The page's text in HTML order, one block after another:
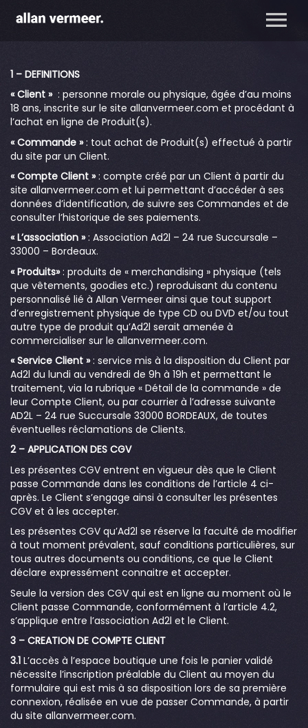
1 – DEFINITIONS
« Client » : personne morale ou physique, âgée d’au moins
18 ans, inscrite sur le site allanvermeer.com et procédant à
l’achat en ligne de Produit(s).
« Commande »: tout achat de Produit(s) effectué à partir
du site par un Client.
« Compte Client »: compte créé par un Client à partir du
site allanvermeer.com et lui permettant d’accéder à ses
données d’identification, de suivre ses Commandes et de
consulter l’historique de ses paiements.
« L’association »: Association Ad2l – 24 rue Succursale –
33000 – Bordeaux.
« Produits»: produits de « merchandising » physique (tels
que vêtements, goodies etc.) reproduisant du contenu
personnalisé lié à Allan Vermeer ainsi que tout support
d’enregistrement physique de type CD ou DVD et/ou tout
autre type de produit qu’Ad2l serait amenée à
commercialiser sur le allanvermeer.com.
« Service Client »: service mis à la disposition du Client par
Ad2l du lundi au vendredi de 9h à 19h et permettant le
traitement, via la rubrique « Détail de la commande » de
leur Compte Client, ou par courrier à l’adresse suivante
AD2L – 24 rue Succursale 33000 BORDEAUX, de toutes
éventuelles réclamations de Clients.
2 – APPLICATION DES CGV
Les présentes CGV entrent en vigueur dès que le Client
passe Commande dans les conditions de l’article 4 ci-
après. Le Client s’engage ainsi à consulter les présentes
CGV et à les accepter.
Les présentes CGV qu’Ad2l se réserve la faculté de modifier
à tout moment prévalent, sauf conditions particulières, sur
tous autres documents ou conditions, ce que le Client
déclare expressément connaitre et accepter.
Seule la version des CGV qui est en ligne au moment où le
Client passe Commande, conformément à l’article 4.2,
s’applique entre l’association Ad2l et le Client.
3 – CREATION DE COMPTE CLIENT
3.1 L’accès à l’espace boutique une fois le panier validé
nécessite l’inscription préalable du Client au moyen du
formulaire qui est mis à sa disposition lors de sa première
connexion, réalisée en vue de passer Commande, à partir
du site allanvermeer.com.